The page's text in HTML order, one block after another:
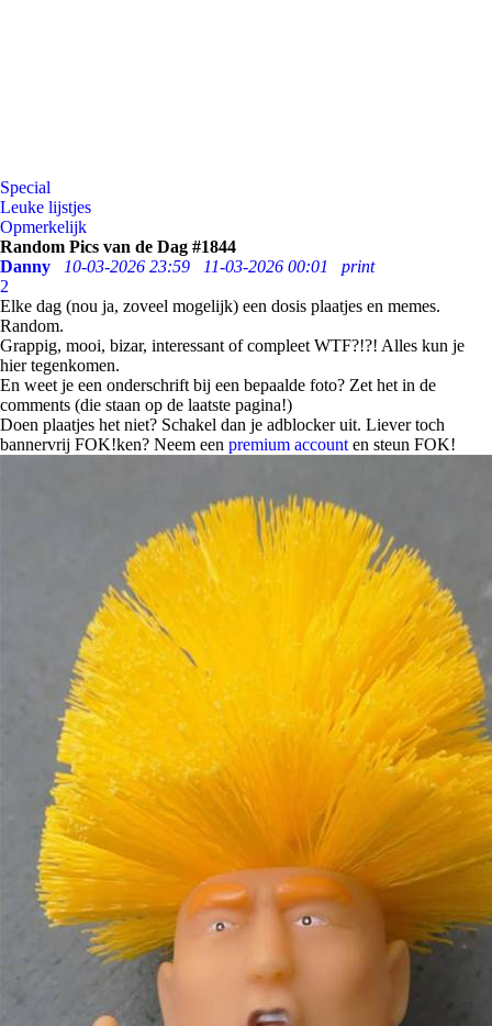
Special
Leuke lijstjes
Opmerkelijk
Random Pics van de Dag #1844
Danny
10-03-2026 23:59 11-03-2026 00:01
print
2
Elke dag (nou ja, zoveel mogelijk) een dosis plaatjes en memes.
Random.
Grappig, mooi, bizar, interessant of compleet WTF?!?! Alles kun je
hier tegenkomen.
En weet je een onderschrift bij een bepaalde foto? Zet het in de
comments (die staan op de laatste pagina!)
Doen plaatjes het niet? Schakel dan je adblocker uit. Liever toch
bannervrij FOK!ken? Neem een premium account en steun FOK!